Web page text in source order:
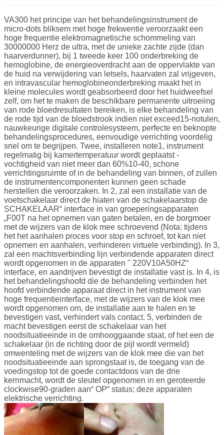
VA300 het principe van het behandelingsinstrument de
micro-dots bliksem met hoge frekwentie veroorzaakt een
hoge frequentie elektromagnetische schommeling van
30000000 Herz de ultra, met de unieke zachte zijde (dan
haarverdunner), bij 1 tweede keer 100 onderbreking de
hemoglobine, de energieoverdracht aan de oppervlakte van
de huid na verwijdering van letsels, haarvaten zal vrijgeven,
en intravascular hemoglobineonderbreking maakt het in
kleine molecules wordt geabsorbeerd door het huidweefsel
zelf, om het te maken de beschikbare permanente uitroeiing
van rode bloedresultaten bereiken, is elke behandeling van
de rode tijd van de bloedstrook indien niet exceed15-notulen,
nauwkeurige digitale controlesysteem, perfecte en beknopte
behandelingsprocedures, eenvoudige verrichting voordelig
snel om te begrijpen. Twee, installeren note1, instrument
regelmatig bij kamertemperatuur wordt geplaatst -
vochtigheid van niet meer dan 60%10-40, schone
verrichtingsruimte of in de behandeling van binnen, of zullen
de instrumentencomponenten kunnen geen schade
herstellen die veroorzaken. In 2, zal een installatie van de
voetschakelaar direct de hiaten van de schakelaarstop de
SCHAKELAAR“ interface in van groeperingsapparaten
„F00T na het opnemen van gaten betalen, en de borgmoer
met de wijzers van de klok mee schroevend (Nota: tijdens
het het aanhalen proces voor stop en schroef, tot kan niet
opnemen en aanhalen, verhinderen virtuele verbinding). In 3,
zal een machtsverbinding lijn verbindende apparaten direct
wordt opgenomen in de apparaten " 220V10A50HZ“
interface, en aandrijven bevestigt de installatie vast is. In 4, is
het behandelingshoofd die de behandeling verbinden het
hoofd verbindende apparaat direct in het instrument van
hoge frequentieinterface, met de wijzers van de klok mee
wordt opgenomen om, de installatie aan te halen en te
bevestigen vast, verhindert vals contact. 5, verbinden de
macht bevestigen eerst de schakelaar van het
noodsituatieeinde in de omhooggaande staat, of het een de
schakelaar (in de richting door de pijl wordt vermeld)
omwenteling met de wijzers van de klok mee die van het
noodsituatieeinde aan sprongstaat is, de toegang van de
voedingstop tot de goede contactdoos van de drie
kernmacht, wordt de sleutel opgenomen in en geroteerde
clockwise90-graden aan“ OP“ status; deze apparaten
elektrische verrichting.